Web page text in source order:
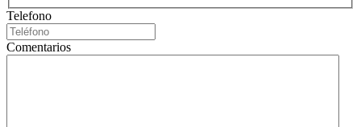
Telefono
Comentarios